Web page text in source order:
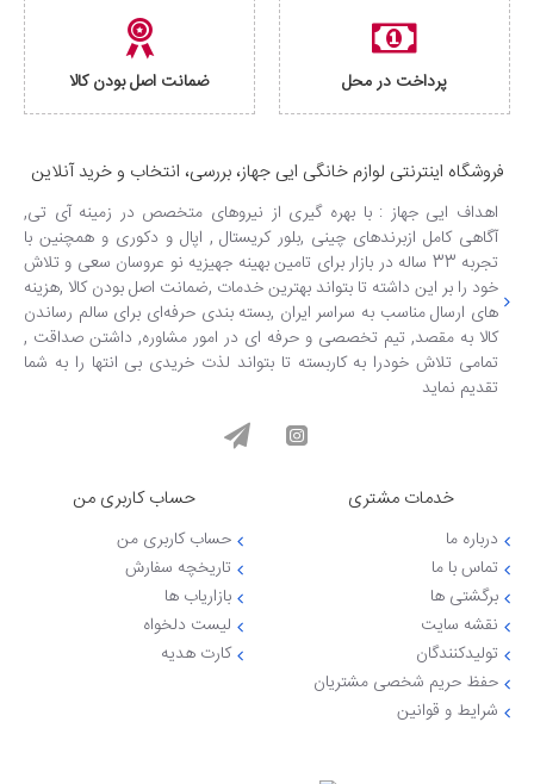
پرداخت در محل ضمانت اصل بودن کالا
فروشگاه اینترنتی لوازم خانگی ایی جهاز، بررسی، انتخاب و خرید آنلاین
اهداف ایی جهاز : با بهره گیری از نیروهای متخصص در زمینه آی تی,
آگاهی کامل ازبرندهای چینی ,بلور کریستال , اپال و دکوری و همچنین با
تجربه 33 ساله در بازار برای تامین بهینه جهیزیه نو عروسان سعی و تلاش
خود را بر این داشته تا بتواند بهترین خدمات ,ضمانت اصل بودن کالا ,هزینه
های ارسال مناسب به سراسر ایران ,بسته بندی حرفه‌ای برای سالم رساندن
کالا به مقصد, تیم تخصصی و حرفه ای در امور مشاوره, داشتن صداقت ,
تمامی تلاش خودرا به کاربسته تا بتواند لذت خریدی بی انتها را به شما
تقدیم نماید
خدمات مشتری
درباره ما
تماس با ما
برگشتی ها
نقشه سایت
تولیدکنندگان
حفظ حریم شخصی مشتریان
شرایط و قوانین
حساب کاربری من
حساب کاربری من
تاریخچه سفارش
بازاریاب ها
لیست دلخواه
کارت هدیه